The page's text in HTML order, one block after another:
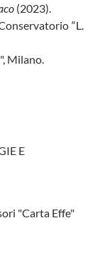
(2023).
“L.
Milano.
E
"Carta Effe"